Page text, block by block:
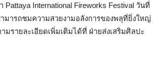
International Fireworks Festival วันที่
มารถชมความสวยงามอลังการของพลุที่ยิ่งใหญ่
ายละเอียดเพิ่มเติมได้ที่ ฝ่ายส่งเสริมศิลปะ